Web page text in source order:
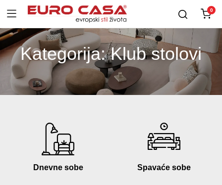
0
Kategorija:Klub stolovi
Dnevne sobe Spavaće sobe